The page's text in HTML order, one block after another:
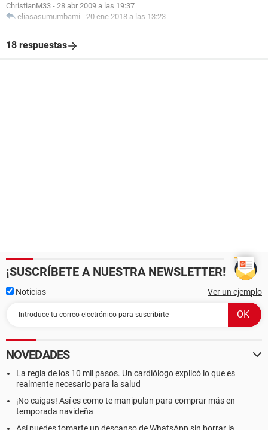
ChristianM33 - 28 abr 2009 a las 19:37
eliasasumumbami - 20 ene 2018 a las 13:23
18 respuestas
¡SUSCRÍBETE A NUESTRA NEWSLETTER!
Noticias Ver un ejemplo
NOVEDADES
La regla de los 10 mil pasos. Un cardiólogo explicó lo que es
realmente necesario para la salud
¡No caigas! Así es como te manipulan para comprar más en
temporada navideña